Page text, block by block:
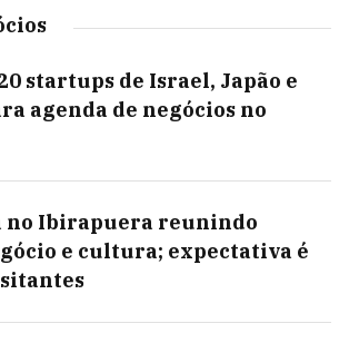
startups de Israel, Japão e
agenda de negócios no
no Ibirapuera reunindo
e cultura; expectativa é